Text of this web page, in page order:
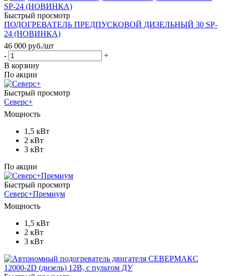
Быстрый просмотр
ПОДОГРЕВАТЕЛЬ ПРЕДПУСКОВОЙ ДИЗЕЛЬНЫЙ 30 SP-
24 (НОВИНКА)
46 000 руб./шт
-
+
В корзину
По акции
Быстрый просмотр
Северс+
Мощность
1,5 кВт
2 кВт
3 кВт
По акции
Быстрый просмотр
Северс+Премиум
Мощность
1,5 кВт
2 кВт
3 кВт